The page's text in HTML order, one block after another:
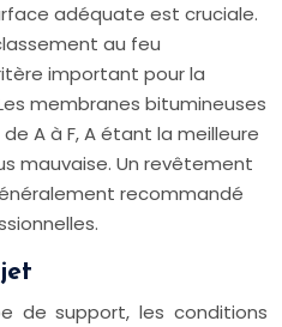
adéquate est cruciale.
au feu
important pour la
membranes bitumineuses
A à F, A étant la meilleure
mauvaise. Un revêtement
recommandé
de support, les conditions